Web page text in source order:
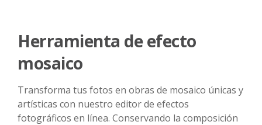
Herramienta de efecto
mosaico
Transforma tus fotos en obras de mosaico únicas y
artísticas con nuestro editor de efectos
fotográficos en línea. Conservando la composición